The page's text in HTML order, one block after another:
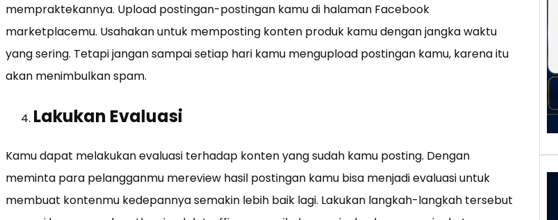
mempraktekannya. Upload postingan-postingan kamu di halaman Facebook
marketplacemu. Usahakan untuk memposting konten produk kamu dengan jangka waktu
yang sering. Tetapi jangan sampai setiap hari kamu mengupload postingan kamu, karena itu
akan menimbulkan spam.
Lakukan Evaluasi
Kamu dapat melakukan evaluasi terhadap konten yang sudah kamu posting. Dengan
meminta para pelangganmu mereview hasil postingan kamu bisa menjadi evaluasi untuk
membuat kontenmu kedepannya semakin lebih baik lagi. Lakukan langkah-langkah tersebut